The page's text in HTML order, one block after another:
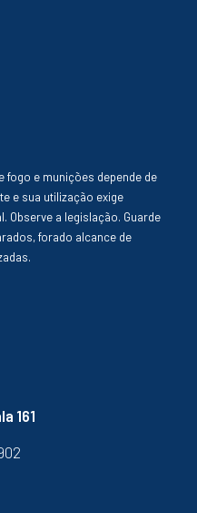
161
fogo e munições depende de
e sua utilização exige
Observe a legislação. Guarde
forado alcance de